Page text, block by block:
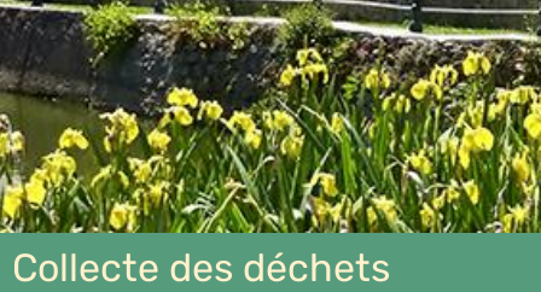
Collecte des déchets